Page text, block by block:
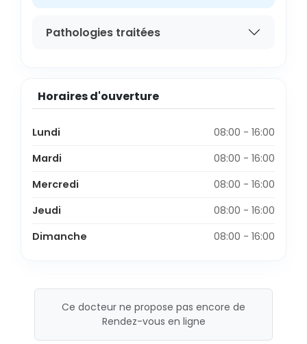
Pathologies traitées
Horaires d'ouverture
Lundi
08:00 - 16:00
Mardi
08:00 - 16:00
Mercredi
08:00 - 16:00
Jeudi
08:00 - 16:00
Dimanche
08:00 - 16:00
Ce docteur ne propose pas encore de
Rendez-vous en ligne